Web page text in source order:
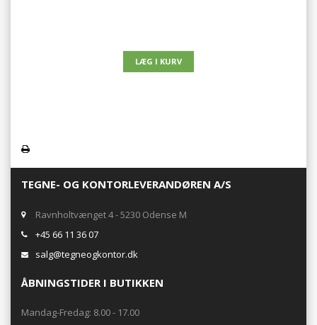
TEGNE- OG KONTORLEVERANDØREN A/S
Ravnholtvænget 4 - 5230 Odense M
+45 66 11 36 07
salg@tegneogkontor.dk
ÅBNINGSTIDER I BUTIKKEN
Mandag-Fredag: 8.00 - 17.00